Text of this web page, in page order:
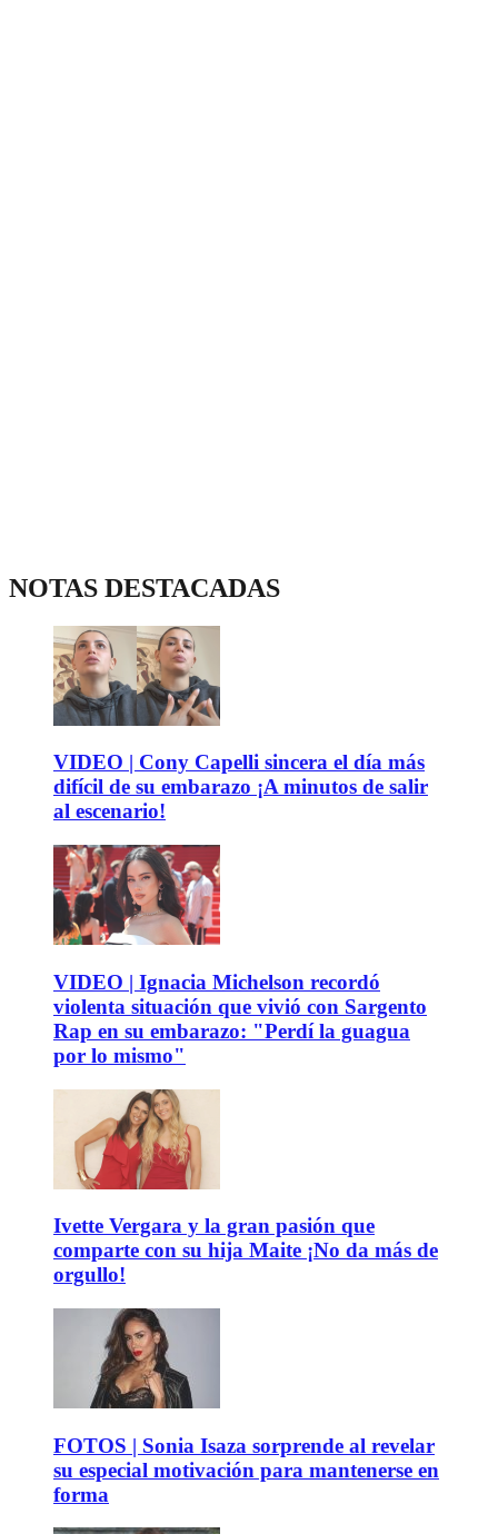
NOTAS DESTACADAS
VIDEO | Cony Capelli sincera el día más
difícil de su embarazo ¡A minutos de salir
al escenario!
VIDEO | Ignacia Michelson recordó
violenta situación que vivió con Sargento
Rap en su embarazo: "Perdí la guagua
por lo mismo"
Ivette Vergara y la gran pasión que
comparte con su hija Maite ¡No da más de
orgullo!
FOTOS | Sonia Isaza sorprende al revelar
su especial motivación para mantenerse en
forma